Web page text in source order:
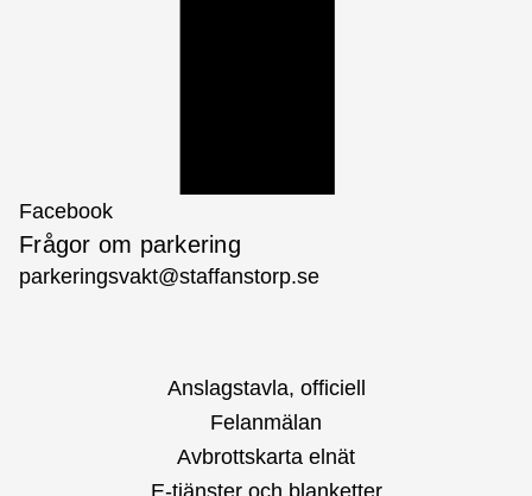
Facebook
Frågor om parkering
parkeringsvakt@staffanstorp.se
Anslagstavla, officiell
Felanmälan
Avbrottskarta elnät